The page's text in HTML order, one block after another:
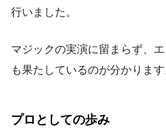
行いました。
マジックの実演に留まらず、
も果たしているのが分かります
プロとしての歩み